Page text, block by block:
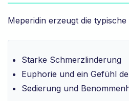
Meperidin erzeugt die typische
Starke Schmerzlinderung
Euphorie und ein Gefühl
Sedierung und